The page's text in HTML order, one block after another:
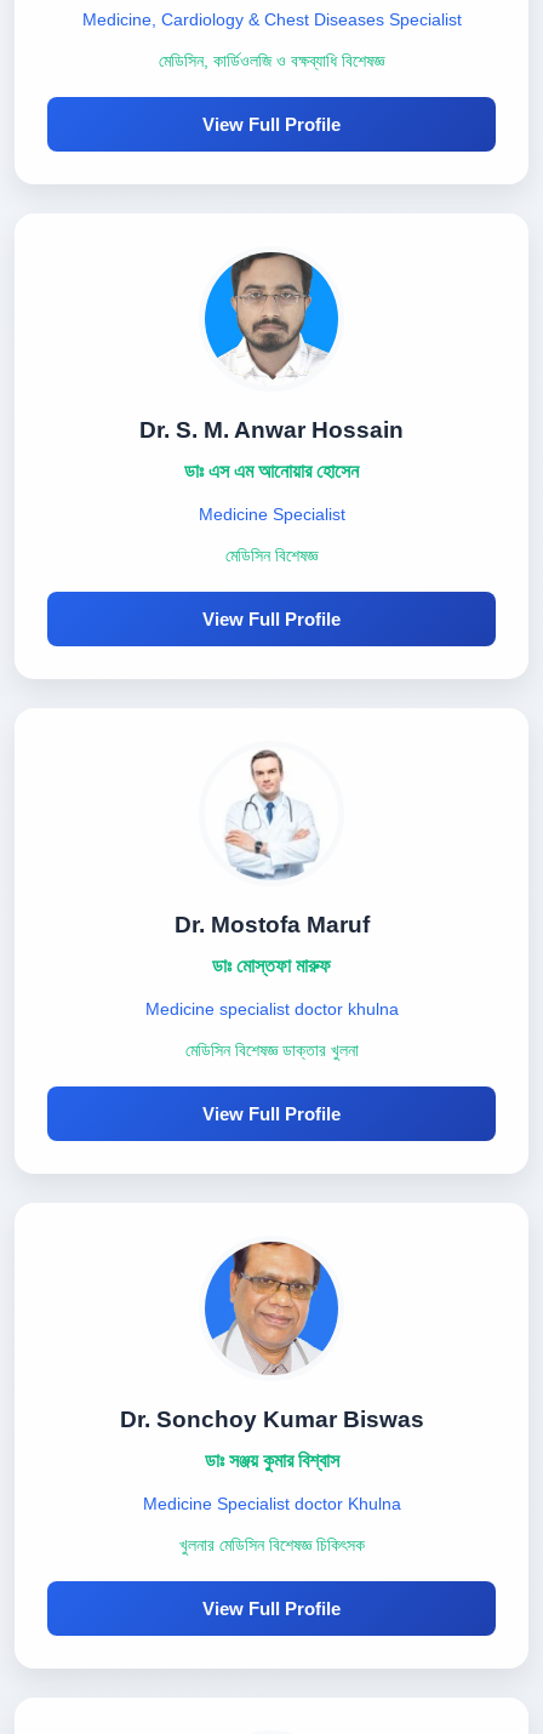
Medicine, Cardiology & Chest Diseases Specialist
মেডিসিন, কার্ডিওলজি ও বক্ষব্যাধি বিশেষজ্ঞ
View Full Profile
Dr. S. M. Anwar Hossain
ডাঃ এস এম আনোয়ার হোসেন
Medicine Specialist
মেডিসিন বিশেষজ্ঞ
View Full Profile
Dr. Mostofa Maruf
ডাঃ মোস্তফা মারুফ
Medicine specialist doctor khulna
মেডিসিন বিশেষজ্ঞ ডাক্তার খুলনা
View Full Profile
Dr. Sonchoy Kumar Biswas
ডাঃ সঞ্জয় কুমার বিশ্বাস
Medicine Specialist doctor Khulna
খুলনার মেডিসিন বিশেষজ্ঞ চিকিৎসক
View Full Profile